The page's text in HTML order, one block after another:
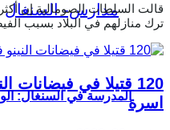
المدرسة في السنغال:
قالت السلطات الصومالية إن
ترك منازلهم في البلاد بسبب
اسرة